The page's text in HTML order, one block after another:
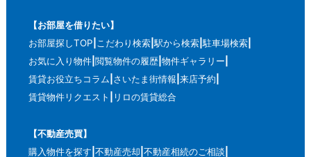
【お部屋を借りたい】
お部屋探しTOP こだわり検索 駅から検索 駐車場検索
お気に入り物件 閲覧物件の履歴 物件ギャラリー
賃貸お役立ちコラム さいたま街情報 来店予約
賃貸物件リクエスト
リロの賃貸総合
【不動産売買】
購入物件を探す 不動産売却 不動産相続のご相談